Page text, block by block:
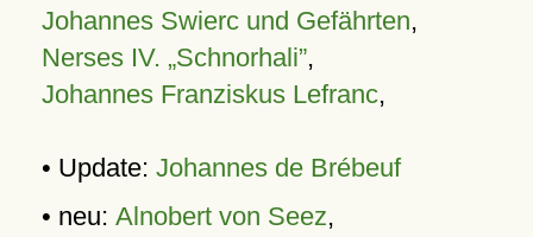
Johannes Swierc und Gefährten,
Nerses IV. „Schnorhali”,
Johannes Franziskus Lefranc,
• Update: Johannes de Brébeuf
• neu: Alnobert von Seez,